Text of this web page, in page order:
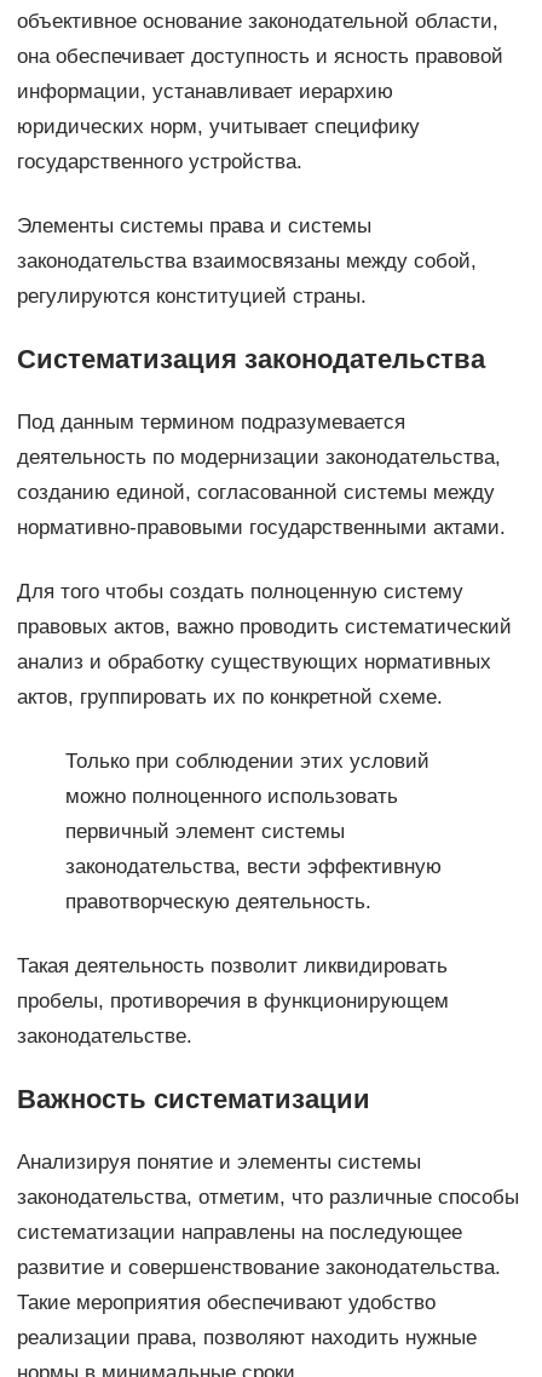
объективное основание законодательной области,
она обеспечивает доступность и ясность правовой
информации, устанавливает иерархию
юридических норм, учитывает специфику
государственного устройства.
Элементы системы права и системы
законодательства взаимосвязаны между собой,
регулируются конституцией страны.
Систематизация законодательства
Под данным термином подразумевается
деятельность по модернизации законодательства,
созданию единой, согласованной системы между
нормативно-правовыми государственными актами.
Для того чтобы создать полноценную систему
правовых актов, важно проводить систематический
анализ и обработку существующих нормативных
актов, группировать их по конкретной схеме.
Только при соблюдении этих условий
можно полноценного использовать
первичный элемент системы
законодательства, вести эффективную
правотворческую деятельность.
Такая деятельность позволит ликвидировать
пробелы, противоречия в функционирующем
законодательстве.
Важность систематизации
Анализируя понятие и элементы системы
законодательства, отметим, что различные способы
систематизации направлены на последующее
развитие и совершенствование законодательства.
Такие мероприятия обеспечивают удобство
реализации права, позволяют находить нужные